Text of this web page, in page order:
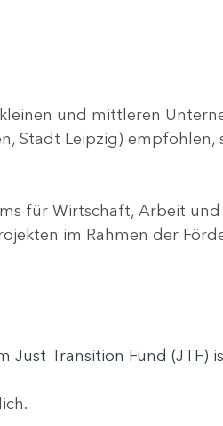
und mittleren
Stadt Leipzig)
für Wirtschaft, Arbeit
​​​​im Rahmen der
Transition Fund (JTF)